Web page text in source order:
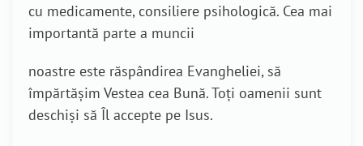
cu medicamente, consiliere psihologică. Cea mai
importantă parte a muncii
noastre este răspândirea Evangheliei, să
împărtășim Vestea cea Bună. Toți oamenii sunt
deschiși să Îl accepte pe Isus.